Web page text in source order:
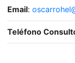
Email:
Teléfono